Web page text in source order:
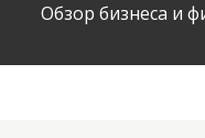
Обзор бизнеса и